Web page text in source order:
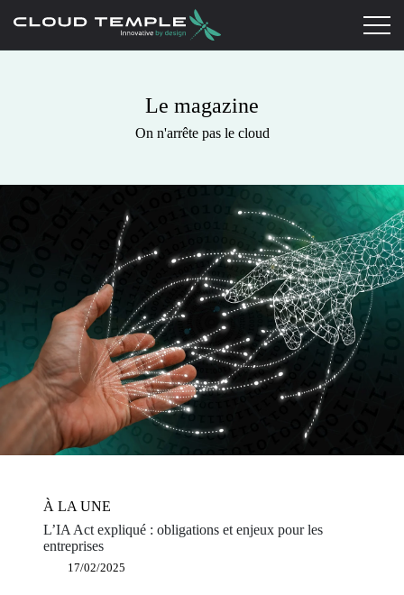
Le magazine
On n'arrête pas le cloud
À LA UNE
L’IA Act expliqué : obligations et enjeux pour les
entreprises
17/02/2025
À LA UNE
Éditeurs de logiciels : pourquoi devenir plateforme de
dématérialisation partenaire ?
12/12/2024
À LA UNE
Façonner une Europe puissante et innovante : les
mesures clés proposées dans le rapport Draghi
03/12/2024